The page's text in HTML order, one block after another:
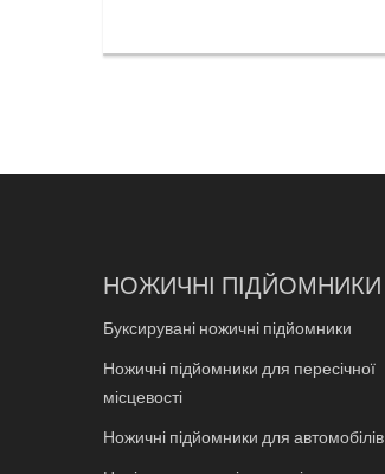
НОЖИЧНІ ПІДЙОМНИКИ
Буксирувані ножичні підйомники
Ножичні підйомники для пересічної
місцевості
Ножичні підйомники для автомобілів